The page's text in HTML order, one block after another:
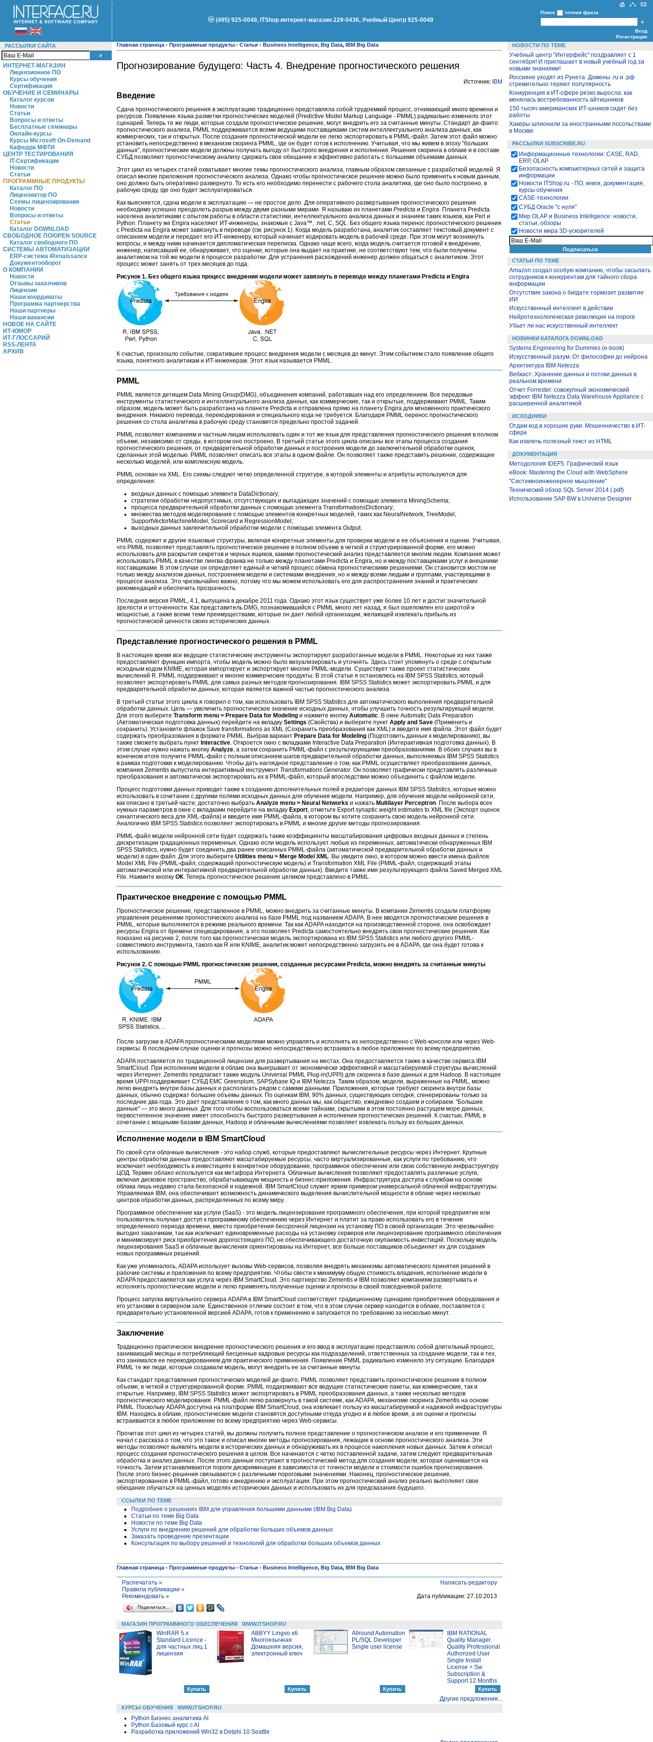
(495) 925-0049, ITShop интернет-магазин 229-0436, Учебный Центр 925-0049
Поиск точная фраза
Вход
Регистрация
РАССЫЛКИ САЙТА
ИНТЕРНЕТ-МАГАЗИН
Лицензионное ПО
Курсы обучения
Сертификация
ОБУЧЕНИЕ И СЕМИНАРЫ
Каталог курсов
Новости
Статьи
Вопросы и ответы
Бесплатные семинары
Онлайн-курсы
Курсы Microsoft On-Demand
Кафедра МФТИ
ЦЕНТР ТЕСТИРОВАНИЯ
IT-Сертификации
Новости
Статьи
ПРОГРАММНЫЕ ПРОДУКТЫ
Каталог ПО
Лицензиатор ПО
Схемы лицензирования
Новости
Вопросы и ответы
Статьи
Каталог DOWNLOAD
СВОБОДНОЕ ПО/OPEN SOURCE
Каталог свободного ПО
СИСТЕМЫ АВТОМАТИЗАЦИИ
ERP-система iRenaissance
Документооборот
О КОМПАНИИ
Новости
Отзывы заказчиков
Лицензии
Наши координаты
Программа партнерства
Наши партнеры
Наши вакансии
НОВОЕ НА САЙТЕ
ИТ-ЮМОР
ИТ-ГЛОССАРИЙ
RSS-ЛЕНТА
АРХИВ
Главная страница - Программные продукты - Статьи - Business Intelligence, Big Data, IBM Big Data
Прогнозирование будущего: Часть 4. Внедрение прогностического решения
Источник: IBM
Введение
Сдача прогностического решения в эксплуатацию традиционно представляла собой трудоемкий процесс, отнимающий много времени и
ресурсов. Появление языка разметки прогностических моделей (Predictive Model Markup Language - PMML) радикально изменило этот
сценарий. Теперь те же люди, которые создали прогностическое решение, могут внедрить его за считанные минуты. Стандарт де-факто
прогностического анализа, PMML поддерживается всеми ведущими поставщиками систем интеллектуального анализа данных, как
коммерческих, так и открытых. После создания прогностической модели ее легко экспортировать в PMML-файл. Затем этот файл можно
установить непосредственно в механизм скоринга PMML, где он будет готов к исполнению. Учитывая, что мы живем в эпоху "больших
данных", прогностические модели должны получать выгоду от быстрого внедрения и исполнения. Решения скоринга в облаке и в составе
СУБД позволяют прогностическому анализу сдержать свое обещание и эффективно работать с большими объемами данных.
Этот цикл из четырех статей охватывает многие темы прогностического анализа, главным образом связанные с разработкой моделей. Я
описал многие приложения прогностического анализа. Однако чтобы прогностическое решение можно было применить к новым данным,
оно должно быть оперативно развернуто. То есть его необходимо перенести с рабочего стола аналитика, где оно было построено, в
рабочую среду, где оно будет эксплуатироваться.
Как выясняется, сдача модели в эксплуатацию ― не простое дело. Для оперативного развертывания прогностического решения
необходимо успешно преодолеть разрыв между двумя разными мирами. Я называю их планетами Predicta и Engira . Планета Predicta
населена аналитиками с опытом работы в области статистики, интеллектуального анализа данных и знанием таких языков, как Perl и
Python. Планету же Engira населяют ИТ-инженеры, знакомые с Java™, .net, C, SQL. Без общего языка перенос прогностического решения
с Predicta на Engira может завязнуть в переводе (см. рисунок 1). Когда модель разработана, аналитик составляет текстовый документ с
описанием модели и передает его ИТ-инженеру, который начинает кодировать модель в рабочей среде. При этом могут возникнуть
вопросы, и между ними начинается дипломатическая переписка. Однако чаще всего, когда модель считается готовой к внедрению,
инженер, написавший ее, обнаруживает, что оценки, которые она выдает на практике, не соответствуют тем, что были получены
аналитиком на той же модели в процессе разработки. Для устранения расхождений инженер должен общаться с аналитиком. Этот
процесс может занять от трех месяцев до года.
Рисунок 1. Без общего языка процесс внедрения модели может завязнуть в переводе между планетами Predicta и Engira
К счастью, произошло событие, сократившее процесс внедрения модели с месяцев до минут. Этим событием стало появление общего
языка, понятного аналитикам и ИТ-инженерам. Этот язык называется PMML.
PMML
PMML является детищем Data Mining Group(DMG), объединения компаний, работавших над его определением. Все передовые
инструменты статистического и интеллектуального анализа данных, как коммерческие, так и открытые, поддерживают PMML. Таким
образом, модель может быть разработана на планете Predicta и отправлена прямо на планету Engira для мгновенного практического
внедрения. Никакого перевода, перекодирования и специального кода не требуется. Благодаря PMML перенос прогностического
решения со стола аналитика в рабочую среду становится предельно простой задачей.
PMML позволяет компаниям и частным лицам использовать один и тот же язык для представления прогностического решения в полном
объеме, независимо от среды, в котором оно построено. В третьей статье этого цикла описаны все этапы процесса создания
прогностического решения, от предварительной обработки данных и построения модели до заключительной обработки оценок,
сделанных этой моделью. PMML позволяет описать все этапы в одном файле. Он позволяет также представить решение, содержащее
несколько моделей, или комплексную модель.
PMML основан на XML. Его схемы следуют четко определенной структуре, в которой элементы и атрибуты используются для
определения:
входных данных с помощью элемента DataDictionary;
стратегии обработки недопустимых, отсутствующих и выпадающих значений с помощью элемента MiningSchema;
процесса предварительной обработки данных с помощью элемента TransformationsDictionary;
множества методов моделирования с помощью элементов конкретных моделей, таких как NeuralNetwork, TreeModel,
SupportVectorMachineModel, Scorecard и RegressionModel;
выходных данных заключительной обработки модели с помощью элемента Output.
PMML содержит и другие языковые структуры, включая конкретные элементы для проверки модели и ее объяснения и оценки. Учитывая,
что PMML позволяет представлять прогностическое решение в полном объеме в четкой и структурированной форме, его можно
использовать для раскрытия секретов и черных ящиков, какими прогностический анализ представляется многим людям. Компания может
использовать PMML в качестве лингва-франка не только между планетами Predicta и Engira, но и между поставщиками услуг и внешними
поставщиками. В этом случае он определяет единый и четкий процесс обмена прогностическими решениями. Он становится мостом не
только между анализом данных, построением модели и системами внедрения, но и между всеми людьми и группами, участвующими в
процессе анализа. Это чрезвычайно важно, потому что мы можем использовать его для распространения знаний и практических
рекомендаций и обеспечить прозрачность.
Последняя версия PMML, 4.1, выпущена в декабре 2011 года. Однако этот язык существует уже более 10 лет и достиг значительной
зрелости и отточенности. Как представитель DMG, познакомившийся с PMML много лет назад, я был ошеломлен его широтой и
мощностью, а также всеми теми преимуществами, которые он дает любой организации, желающей извлекать прибыль из
прогностической ценности своих исторических данных.
Представление прогностического решения в PMML
В настоящее время все ведущие статистические инструменты экспортируют разработанные модели в PMML. Некоторые из них также
предоставляют функции импорта, чтобы модель можно было визуализировать и уточнять. Здесь стоит упомянуть о среде с открытым
исходным кодом KNIME, которая импортирует и экспортирует многие PMML-модели. Существует также проект статистических
вычислений R. PMML поддерживают и многие коммерческие продукты. В этой статье я остановлюсь на IBM SPSS Statistics, который
позволяет экспортировать PMML для самых разных методов прогнозирования. IBM SPSS Statistics может экспортировать PMML и для
предварительной обработки данных, которая является важной частью прогностического анализа.
В третьей статье этого цикла я говорил о том, как использовать IBM SPSS Statistics для автоматического выполнения предварительной
обработки данных. Цель ― увеличить прогностическое значение исходных данных, чтобы улучшить точность результирующей модели.
Для этого выберите Transform menu > Prepare Data for Modeling и нажмите кнопку Automatic . В окне Automatic Data Preparation
(Автоматическая подготовка данных) перейдите на вкладку Settings (Свойства) и выберите пункт Apply and Save (Применить и
сохранить). Установите флажок Save transformations as XML (Сохранить преобразования как XML) и введите имя файла. Этот файл будет
содержать преобразования в формате PMML. Выбрав вариант Prepare Data for Modeling (Подготовить данные к моделированию), вы
также сможете выбрать пункт Interactive . Откроется окно с вкладками Interactive Data Preparation (Интерактивная подготовка данных). В
этом случае нужно нажать кнопку Analyze , а затем сохранить PMML-файл с результирующими преобразованиями. В обоих случаях вы в
конечном итоге получите PMML-файл с полным описанием шагов предварительной обработки данных, выполняемых IBM SPSS Statistics
в рамках подготовки к моделированию. Чтобы дать наглядное представление о том, как PMML осуществляет преобразование данных,
компания Zementis выпустила интерактивный инструмент Transformations Generator. Он позволяет графически представлять различные
преобразования и автоматически экспортировать их в PMML-файл, который впоследствии можно объединить с файлом модели.
Процесс подготовки данных приводит также к созданию дополнительных полей в редакторе данных IBM SPSS Statistics, которые можно
использовать в сочетании с другими полями исходных данных для обучения модели. Например, для обучения модели нейронной сети,
как описано в третьей части, достаточно выбрать Analyze menu > Neural Networks и нажать Multilayer Perceptron . После выбора всех
нужных параметров в окне с вкладками перейдите на вкладку Export , отметьте Export synaptic weight estimates to XML file (Экспорт оценок
синаптического веса для XML-файла) и введите имя PMML-файла, в котором вы хотите сохранить свою модель нейронной сети.
Аналогично IBM SPSS Statistics позволяет экспортировать в PMML и многие другие методы прогнозирования.
PMML-файл модели нейронной сети будет содержать также коэффициенты масштабирования цифровых входных данных и степень
дискретизации градационных переменных. Однако если модель использует любые из переменных, автоматически обнаруженных IBM
SPSS Statistics, нужно будет соединить два ранее описанных PMML-файла (автоматической предварительной обработки данных и
модели) в один файл. Для этого выберите Utilities menu > Merge Model XML . Вы увидите окно, в котором можно ввести имена файлов
Model XML File (PMML-файл, содержащий прогностическую модель) и Transformation XML File (PMML-файл, содержащий этапы
автоматической или интерактивной предварительной обработки данных). Введите также имя результирующего файла Saved Merged XML
File. Нажмите кнопку ОК . Теперь прогностическое решение целиком представлено в PMML.
Практическое внедрение с помощью PMML
Прогностическое решение, представленное в PMML, можно внедрить за считанные минуты. В компании Zementis создали платформу
управления решениями прогностического анализа на базе PMML под названием ADAPA. В нее вводятся прогностические решения в
PMML, которые выполняются в режиме реального времени. Так как ADAPA находится на производственной стороне, она освобождает
ресурсы Engira от бремени спецкодирования, а это позволяет Predicta самостоятельно внедрять свои прогностические решения. Как
показано на рисунке 2, после того как прогностическая модель экспортирована из IBM SPSS Statistics или любого другого PMML-
совместимого инструмента, такого как R или KNIME, аналитик может непосредственно загрузить ее в ADAPA, где она будет готова к
использованию.
Рисунок 2. С помощью PMML прогностические решения, созданные ресурсами Predicta, можно внедрять за считанные минуты
После загрузки в ADAPA прогностическими моделями можно управлять и исполнять их непосредственно с Web-консоли или через Web-
сервисы. В последнем случае оценки и прогнозы можно непосредственно встраивать в любое приложение по всему предприятию.
ADAPA поставляется по традиционной лицензии для развертывания на местах. Она предоставляется также в качестве сервиса IBM
SmartCloud. При исполнении модели в облаке она выигрывает от экономически эффективной и масштабируемой структуры вычислений
через Интернет. Zementis предлагает также модуль Universal PMML Plug-in(UPPI) для скоринга в базе данных и для Hadoop. В настоящее
время UPPI поддерживает СУБД EMC Greenplum, SAPSybase IQ и IBM Netezza. Таким образом, модели, выраженные на PMML, можно
легко внедрять внутри базы данных и располагать рядом с самими данными. Приложения, которые требуют скоринга внутри базы
данных, обычно содержат большие объемы данных. По оценкам IBM, 90% данных, существующих сегодня, сгенерированы только за
последние два года. Это дает представление о том, как много данных мы, как общество, ежедневно создаем и собираем. "Большие
данные" ― это много данных. Для того чтобы воспользоваться всеми тайнами, скрытыми в этом постоянно растущем море данных,
первостепенное значение имеет способность быстрого развертывания и исполнения прогностических решений. К счастью, PMML в
сочетании с мощными базами данных, Hadoop и облачными вычислениями позволяет извлекать пользу из больших данных.
Исполнение модели в IBM SmartCloud
По своей сути облачные вычисления - это набор служб, которые предоставляют вычислительные ресурсы через Интернет. Крупные
центры обработки данных предоставляют масштабируемые ресурсы, часто виртуализированные, как услуги по требованию, что
исключает необходимость в инвестициях в конкретное оборудование, программное обеспечение или свою собственную инфраструктуру
ЦОД. Термин облако используется как метафора Интернета. Облачные вычисления позволяют предоставлять различные услуги,
включая дисковое пространство, обрабатывающую мощность и бизнес-приложения. Инфраструктура доступа к службам на основе
облака лишь недавно стала безопасной и надежной. IBM SmartCloud служит ярким примером универсальной облачной инфраструктуры.
Управляемая IBM, она обеспечивает возможность динамического выделения вычислительной мощности в облаке через несколько
центров обработки данных, распределенных по всему миру.
Программное обеспечение как услуги (SaaS) - это модель лицензирования программного обеспечения, при которой предприятие или
пользователь получает доступ к программному обеспечению через Интернет и платит за право использовать его в течение
определенного периода времени, вместо приобретения бессрочной лицензии на установку ПО в своей организации. Это чрезвычайно
выгодно заказчикам, так как исключает единовременные расходы на установку серверов или лицензирование программного обеспечения
и минимизирует риск приобретения дорогостоящего ПО, не обеспечивающего достаточную окупаемость инвестиций. Поскольку модель
лицензирования SaaS и облачные вычисления ориентированы на Интернет, все больше поставщиков объединяет их для создания
новых программных решений.
Как уже упоминалось, ADAPA использует вызовы Web-сервисов, позволяя внедрять механизмы автоматического принятия решений в
рабочие системы и приложения по всему предприятию. Чтобы свести к минимуму общую стоимость владения, исполнение модели в
ADAPA предоставляется как услуга через IBM SmartCloud. Это партнерство Zementis и IBM позволяет компаниям развертывать и
исполнять прогностические модели и легко применять полученные оценки и прогнозы в своей повседневной работе.
Процесс запуска виртуального сервера ADAPA в IBM SmartCloud соответствует традиционному сценарию приобретения оборудования и
его установки в серверном зале. Единственное отличие состоит в том, что в этом случае сервер находится в облаке, поставляется с
предварительно установленной версией ADAPA, готов к применению и запускается по требованию за несколько минут.
Заключение
Традиционно практическое внедрение прогностического решения и его ввод в эксплуатацию представляло собой длительный процесс,
занимающий месяцы и потребляющий бесценные кадровые ресурсы как подразделений, ответственных за создание модели, так и тех,
кто занимался ее перекодированием для практического применения. Появление PMML радикально изменило эту ситуацию. Благодаря
PMML те же люди, которые создавали модель, могут внедрить ее за считанные минуты.
Как стандарт представления прогностических моделей де-факто, PMML позволяет представить прогностическое решение в полном
объеме, в четкой и структурированной форме. PMML поддерживают все ведущие статистические пакеты, как коммерческие, так и
открытые. Например, IBM SPSS Statistics может экспортировать в PMML преобразования данных, а также несколько методов
прогностического моделирования. PMML-файл легко развернуть в такой системе, как ADAPA, механизме скоринга Zementis на основе
PMML. Поскольку ADAPA доступна на платформе IBM SmartCloud, она извлекает пользу из масштабируемой и надежной инфраструктуры
IBM. Находясь в облаке, прогностические модели становятся доступными откуда угодно и в любое время, а их оценки и прогнозы
встраиваются в любое приложение по всему предприятию через Web-сервисы.
Прочитав этот цикл из четырех статей, вы должны получить полное представление о прогностическом анализе и его применении. Я
начал с рассказа о том, что это такое и описал многие методы прогнозирования, лежащие в основе прогностического анализа. Эти
методы позволяют выявлять модели в исторических данных и обнаруживать их в процессе накопления новых данных. Затем я описал
процесс создания прогностического решения в целом. Все начинается с четко поставленной задачи, затем следуют предварительная
обработка и анализ данных. После этого данные поступают в прогностический метод для создания модели, которая оценивается на
точность. Затем устанавливаются пороги дискриминации в зависимости от точности модели и стоимости ошибок прогнозирования.
После этого бизнес-решения связываются с различными пороговыми значениями. Наконец, прогностическое решение,
экспортированное в PMML-файл, готово к внедрению и эксплуатации. При этом прогностический анализ реально выполняет свое
обещание обучаться на ценных моделях исторических данных и использовать их для предсказания будущего.
ССЫЛКИ ПО ТЕМЕ
Подробнее о решениях IBM для управления большими данными (IBM Big Data)
Статьи по теме Big Data
Новости по теме Big Data
Услуги по внедрению решений для обработки больших объемов данных
Заказать проведение презентации
Консультация по выбору решений и технологий для обработки больших объемов данных
Главная страница - Программные продукты - Статьи - Business Intelligence, Big Data, IBM Big Data
Распечатать »
Правила публикации »
Написать редактору
Рекомендовать »
Дата публикации: 27.10.2013
Поделиться…
МАГАЗИН ПРОГРАММНОГО ОБЕСПЕЧЕНИЯ WWW.ITSHOP.RU
WinRAR 5.x
Standard Licence -
для частных лиц 1
лицензия
ABBYY Lingvo x6
Многоязычная
Домашняя версия,
электронный ключ
Allround Automation
PL/SQL Developer
Single user license
IBM RATIONAL
Quality Manager
Quality Professional
Authorized User
Single Install
License + Sw
Subscription &
Support 12 Months
Другие предложения...
КУРСЫ ОБУЧЕНИЯ WWW.ITSHOP.RU
Python Бизнес аналитика AI
Python Базовый курс c AI
Разработка приложений Win32 в Delphi 10 Seattle
НОВОСТИ ПО ТЕМЕ
Учебный центр "Интерфейс" поздравляет с 1
сентября! И приглашает в новый учебный год за
новыми знаниями!
Россияне уходят из Рунета. Домены .ru и .рф
стремительно теряют популярность
Конкуренция в ИТ-сфере резко выросла: как
менялась востребованность айтишников
150 тысяч американских ИТ-шников сидят без
работы
Хакеры шпионили за иностранными посольствами
в Москве
РАССЫЛКИ SUBSCRIBE.RU
Информационные технологии: CASE, RAD,
ERP, OLAP
Безопасность компьютерных сетей и защита
информации
Новости ITShop.ru - ПО, книги, документация,
курсы обучения
CASE-технологии
СУБД Oracle "с нуля"
Мир OLAP и Business Intelligence: новости,
статьи, обзоры
Новости мира 3D-ускорителей
СТАТЬИ ПО ТЕМЕ
Amazon создал особую компанию, чтобы засылать
сотрудников к конкурентам для тайного сбора
информации
Отсутствие закона о бигдате тормозит развитие
ИИ
Искусственный интеллект в действии
Нейротехнологическая революция на пороге
Убьет ли нас искусственный интеллект
НОВИНКИ КАТАЛОГА DOWNLOAD
Systems Engineering for Dummies (e-book)
Искусственный разум. От философии до нейрона
Архитектура IBM Netezza
Вебкаст: Хранение данных и потоки данных в
реальном времени
Отчет Forrester: совокупный экономический
эффект IBM Netezza Data Warehouse Appliance с
расширенной аналитикой
ИСХОДНИКИ
Отдам код в хорошие руки. Мошенничество в ИТ-
сфере
Как извлечь полезный текст из HTML
ДОКУМЕНТАЦИЯ
Методология IDEF5. Графический язык
eBook: Mastering the Cloud with WebSphere
"Системноинженерное мышление"
Технический обзор SQL Server 2014 (.pdf)
Использование SAP BW в Universe Designer